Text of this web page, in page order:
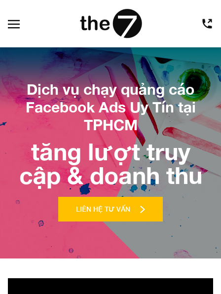
Dịch vụ chạy quảng cáo
Facebook Ads Uy Tín tại
TPHCM
tăng lượt truy
cập & doanh thu
LIÊN HỆ TƯ VẤN